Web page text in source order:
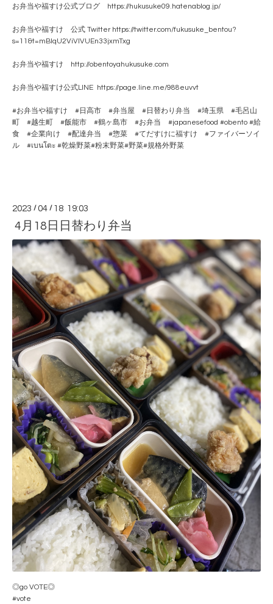
お弁当や福すけ公式ブログ https://hukusuke09.hatenablog.jp/
お弁当や福すけ 公式 Twitter https://twitter.com/fukusuke_bentou?
s=11&t=mBlqU2ViVlVUEn33jxmTxg
お弁当や福すけ http://obentoyahukusuke.com
お弁当や福すけ公式LINE https://page.line.me/988euvvt
#お弁当や福すけ #日高市 #弁当屋 #日替わり弁当 #埼玉県 #毛呂山
町 #越生町 #飯能市 #鶴ヶ島市 #お弁当 #japanesefood #obento #給
食 #企業向け #配達弁当 #惣菜 #てだすけに福すけ #ファイバーソイ
ル #เบนโตะ #乾燥野菜#粉末野菜#野菜#規格外野菜
2023 /04 / 18 19:03
4月18日日替わり弁当
◎go VOTE◎
#vote